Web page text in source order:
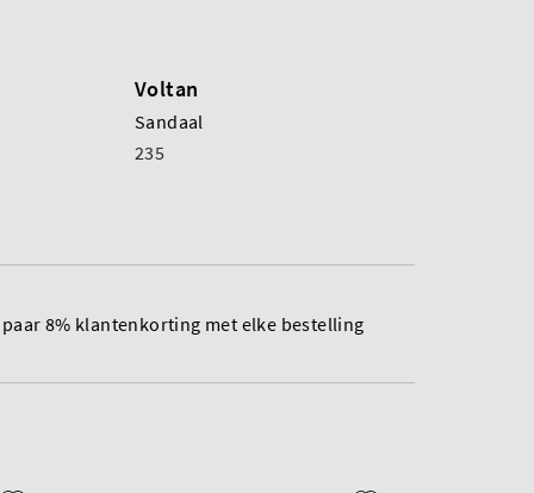
Voltan
Sandaal
235
8% klantenkorting met elke bestelling